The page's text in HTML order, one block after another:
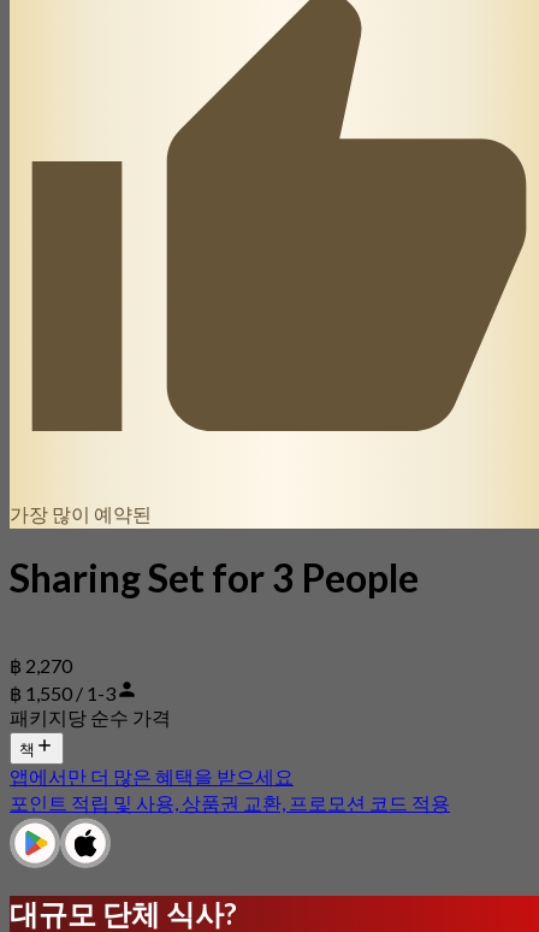
가장 많이 예약된
Sharing Set for 3 People
฿ 2,270
฿ 1,550 / 1-3
패키지당 순수 가격
책
앱에서만 더 많은 혜택을 받으세요
포인트 적립 및 사용, 상품권 교환, 프로모션 코드 적용
대규모 단체 식사?